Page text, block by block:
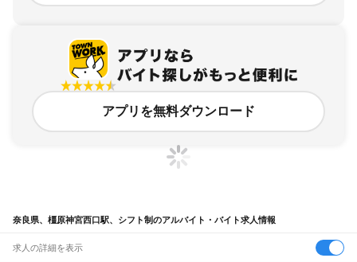
アプリを無料ダウンロード
奈良県、橿原神宮西口駅、シフト制のアルバイト・バイト求人情報
求人の詳細を表示